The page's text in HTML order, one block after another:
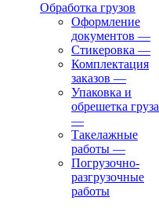
Обработка грузов
Оформление
документов —
Стикеровка —
Комплектация
заказов —
Упаковка и
обрешетка груза
—
Такелажные
работы —
Погрузочно-
разгрузочные
работы